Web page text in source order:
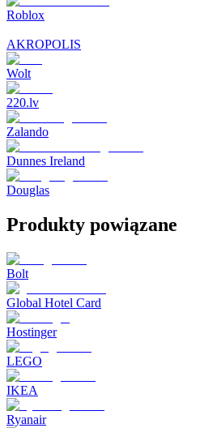
Roblox
AKROPOLIS
Wolt
220.lv
Zalando
Dunnes Ireland
Douglas
Produkty powiązane
Bolt
Global Hotel Card
Hostinger
LEGO
IKEA
Ryanair